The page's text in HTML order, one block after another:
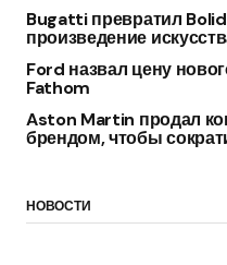
Bugatti превратил
произведение
Ford назвал цену
Fathom
Aston Martin продал
брендом, чтобы
НОВОСТИ